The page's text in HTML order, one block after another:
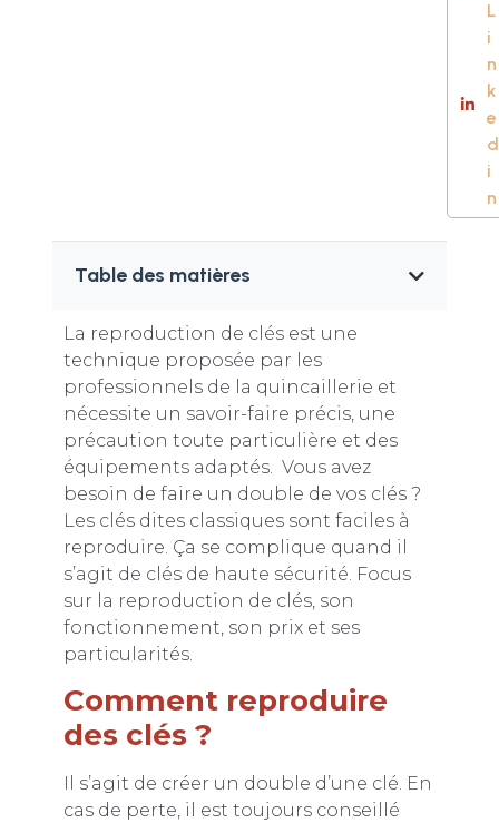
L
i
n
k
e
d
i
n
Table des matières
La reproduction de clés est une
technique proposée par les
professionnels de la quincaillerie et
nécessite un savoir-faire précis, une
précaution toute particulière et des
équipements adaptés. Vous avez
besoin de faire un double de vos clés ?
Les clés dites classiques sont faciles à
reproduire. Ça se complique quand il
s’agit de clés de haute sécurité. Focus
sur la reproduction de clés, son
fonctionnement, son prix et ses
particularités.
Comment reproduire
des clés ?
Il s’agit de créer un double d’une clé. En
cas de perte, il est toujours conseillé